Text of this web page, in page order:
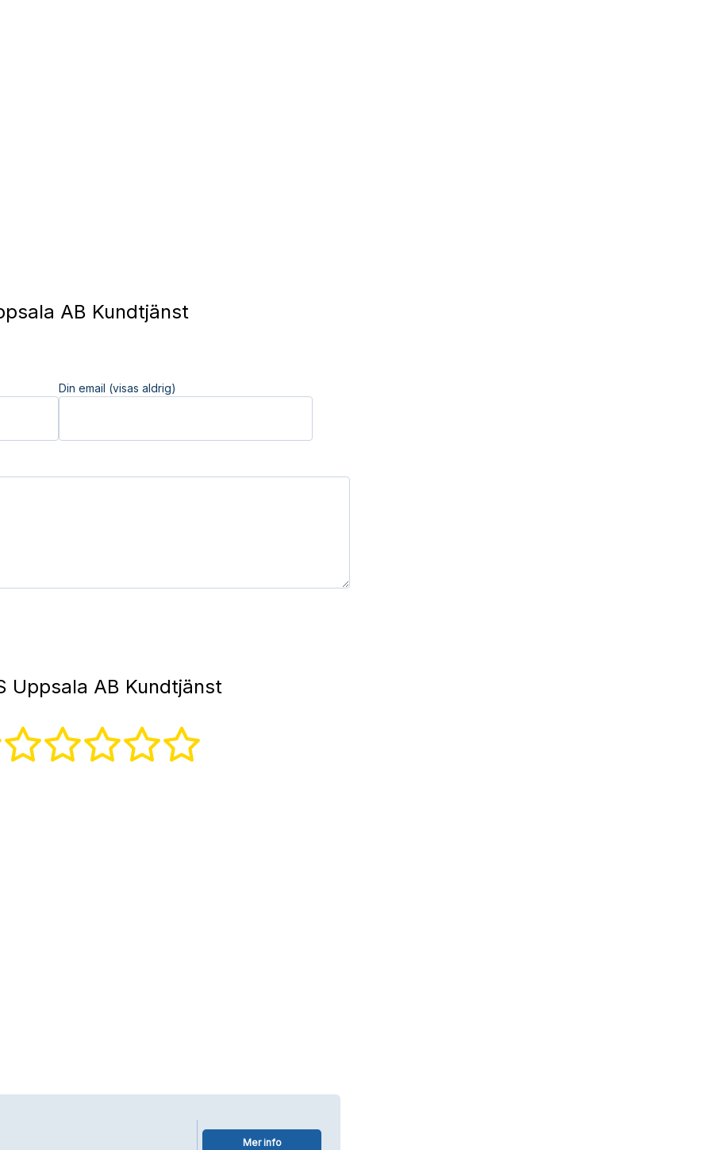
AB Kundtjänst
Din email (visas aldrig)
Uppsala AB Kundtjänst
Mer info